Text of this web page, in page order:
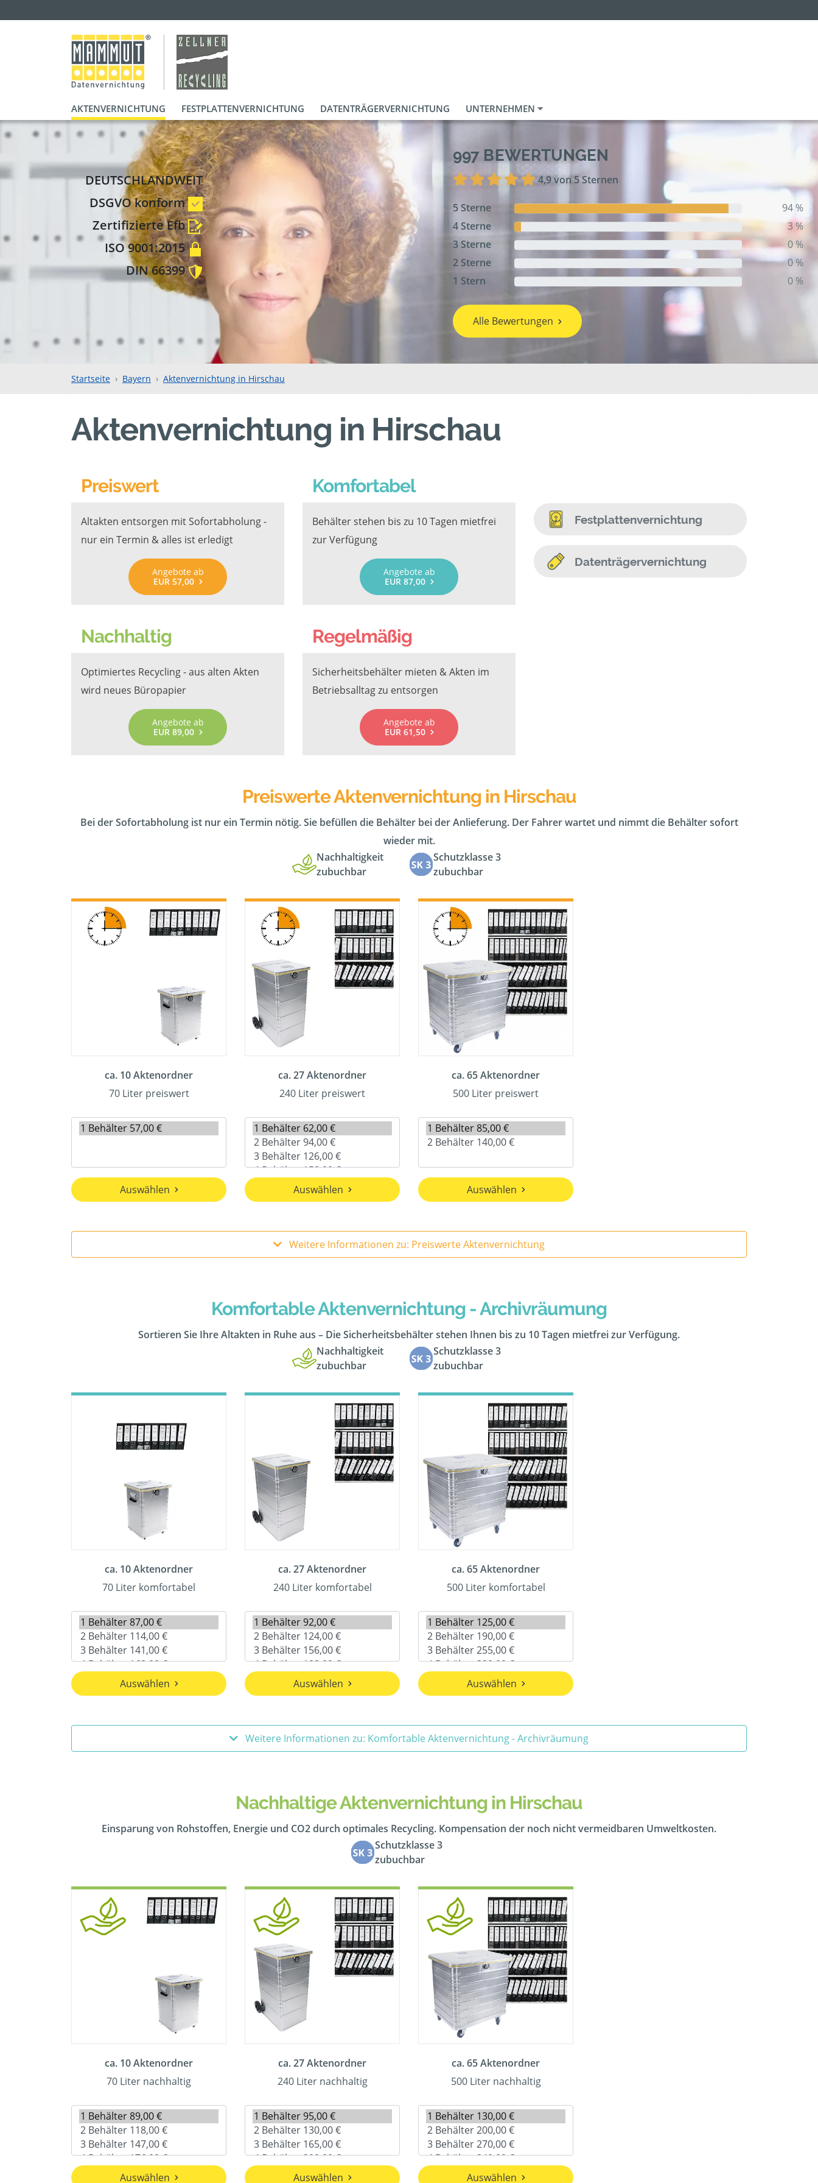
AKTENVERNICHTUNG FESTPLATTENVERNICHTUNG DATENTRÄGERVERNICHTUNG UNTERNEHMEN
DEUTSCHLANDWEIT
DSGVO konform
Zertifizierte Efb
ISO 9001:2015
DIN 66399
997 BEWERTUNGEN
4,9 von 5 Sternen
5 Sterne
94 %
4 Sterne
3 %
3 Sterne
0 %
2 Sterne
0 %
1 Stern
0 %
Alle Bewertungen
Startseite Bayern Aktenvernichtung in Hirschau
Aktenvernichtung in Hirschau
Preiswert
Altakten entsorgen mit Sofortabholung -
nur ein Termin & alles ist erledigt
Angebote ab
EUR 57,00
Komfortabel
Behälter stehen bis zu 10 Tagen mietfrei
zur Verfügung
Angebote ab
EUR 87,00
Nachhaltig
Optimiertes Recycling - aus alten Akten
wird neues Büropapier
Angebote ab
EUR 89,00
Regelmäßig
Sicherheitsbehälter mieten & Akten im
Betriebsalltag zu entsorgen
Angebote ab
EUR 61,50
Festplattenvernichtung
Datenträgervernichtung
Preiswerte Aktenvernichtung in Hirschau
Bei der Sofortabholung ist nur ein Termin nötig. Sie befüllen die Behälter bei der Anlieferung. Der Fahrer wartet und nimmt die Behälter sofort
wieder mit.
Nachhaltigkeit
zubuchbar
Schutzklasse 3
zubuchbar
ca. 10 Aktenordner
70 Liter preiswert
Auswählen
ca. 27 Aktenordner
240 Liter preiswert
Auswählen
ca. 65 Aktenordner
500 Liter preiswert
Auswählen
Weitere Informationen zu: Preiswerte Aktenvernichtung
Komfortable Aktenvernichtung - Archivräumung
Sortieren Sie Ihre Altakten in Ruhe aus – Die Sicherheitsbehälter stehen Ihnen bis zu 10 Tagen mietfrei zur Verfügung.
Nachhaltigkeit
zubuchbar
Schutzklasse 3
zubuchbar
ca. 10 Aktenordner
70 Liter komfortabel
Auswählen
ca. 27 Aktenordner
240 Liter komfortabel
Auswählen
ca. 65 Aktenordner
500 Liter komfortabel
Auswählen
Weitere Informationen zu: Komfortable Aktenvernichtung - Archivräumung
Nachhaltige Aktenvernichtung in Hirschau
Einsparung von Rohstoffen, Energie und CO2 durch optimales Recycling. Kompensation der noch nicht vermeidbaren Umweltkosten.
Schutzklasse 3
zubuchbar
ca. 10 Aktenordner
70 Liter nachhaltig
Auswählen
ca. 27 Aktenordner
240 Liter nachhaltig
Auswählen
ca. 65 Aktenordner
500 Liter nachhaltig
Auswählen